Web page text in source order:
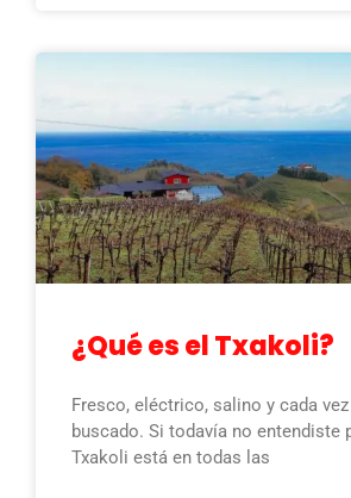
¿Qué es el Txakoli?
Fresco, eléctrico, salino y cada
buscado. Si todavía no entendiste
Txakoli está en todas las